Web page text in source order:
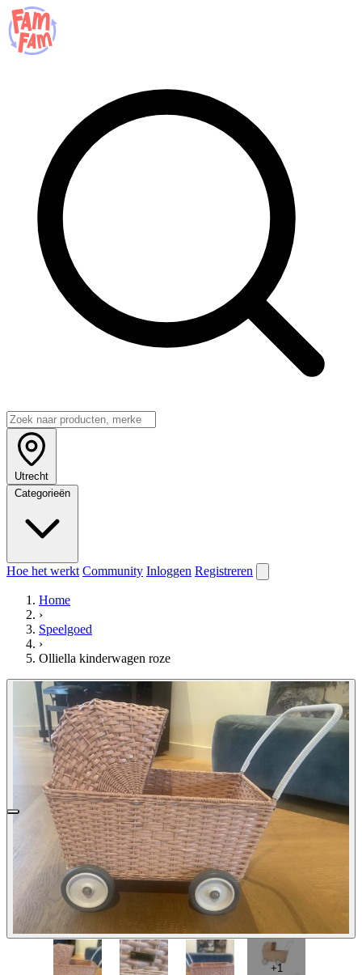
Utrecht
Categorieën
Hoe het werkt Community Inloggen Registreren
Home
›
Speelgoed
›
Olliella kinderwagen roze
1 / 4
+1